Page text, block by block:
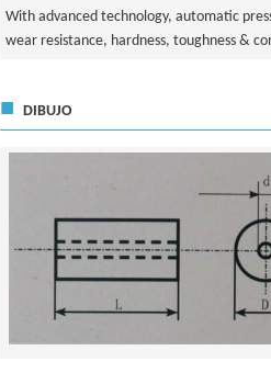
With advanced technology, automatic
wear resistance, hardness, toughness &
■ DIBUJO